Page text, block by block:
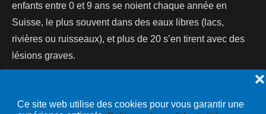
Ce site web utilise des cookies pour vous garantir une
❌
enfants entre 0 et 9 ans se noient chaque année en
Suisse, le plus souvent dans des eaux libres (lacs,
rivières ou ruisseaux), et plus de 20 s’en tirent avec des
lésions graves.